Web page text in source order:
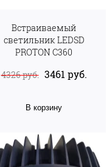
Встраиваемый
светильник LEDSD
PROTON С360
4326 руб. 3461 руб.
В корзину